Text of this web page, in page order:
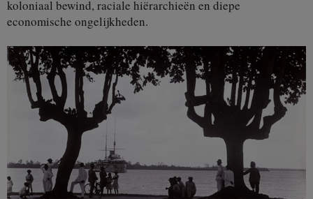
koloniaal bewind, raciale hiërarchieën en diepe
economische ongelijkheden.